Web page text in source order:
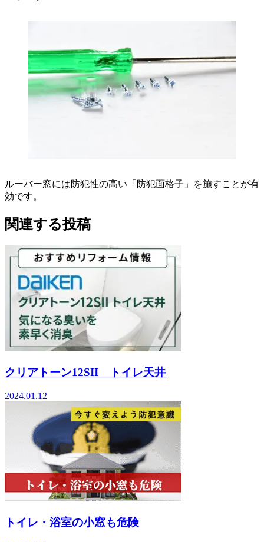
ルーバー窓には防犯性の高い「防犯面格子」を施すことが有
効です。
関連する投稿
クリアトーン12SII トイレ天井
2024.01.12
トイレ・浴室の小窓も危険